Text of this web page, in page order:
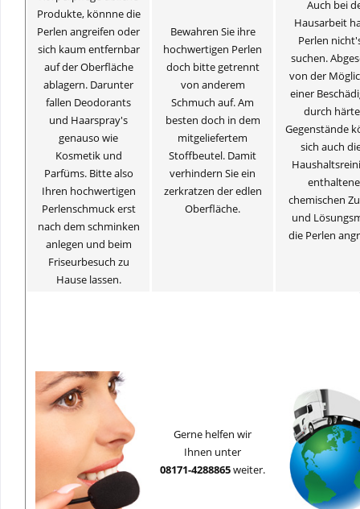
Produkte, könnne die
Perlen angreifen oder
sich kaum entfernbar
auf der Oberfläche
ablagern. Darunter
fallen Deodorants
und Haarspray's
genauso wie
Kosmetik und
Parfüms. Bitte also
Ihren hochwertigen
Perlenschmuck erst
nach dem schminken
anlegen und beim
Friseurbesuch zu
Hause lassen.
Bewahren Sie ihre
hochwertigen Perlen
doch bitte getrennt
von anderem
Schmuch auf. Am
besten doch in dem
mitgeliefertem
Stoffbeutel. Damit
verhindern Sie ein
zerkratzen der edlen
Oberfläche.
Auch bei
Hausarbeit
Perlen
suchen.
von der
einer
durch
Gegenstände
sich auch
chemischen
und
die Perlen
Gerne helfen wir
Ihnen unter
08171-4288865weiter.